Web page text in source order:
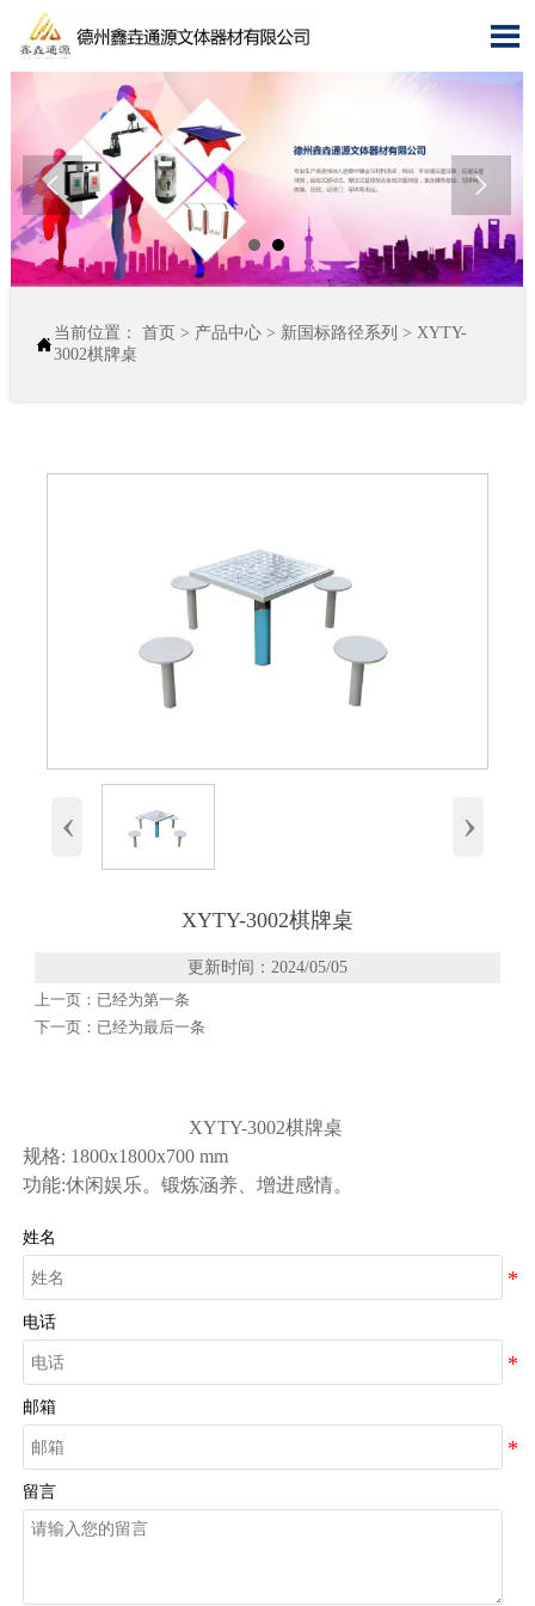

 

当前位置： 首页 > 产品中心> 新国标路径系列 > XYTY-
3002棋牌桌
‹ ›
XYTY-3002棋牌桌
更新时间：2024/05/05
上一页：已经为第一条
下一页：已经为最后一条
XYTY-3002棋牌桌
规格: 1800x1800x700 mm
功能:休闲娱乐。锻炼涵养、增进感情。
姓名
电话
邮箱
留言